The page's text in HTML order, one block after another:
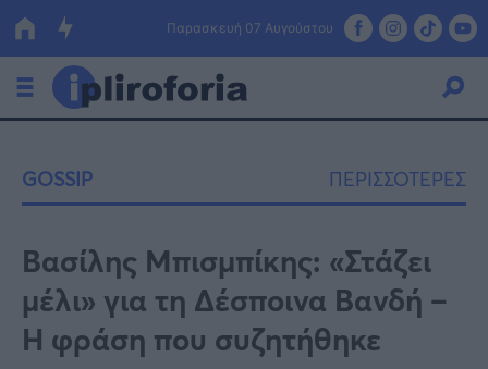
Παρασκευή 07 Αυγούστου
Οικονομία
Πολιτική
Τράπεζες
Επιδοτήσεις
Κόσμος
GOSSIP ΠΕΡΙΣΣΟΤΕΡΕΣ
Βασίλης Μπισμπίκης: «Στάζει
μέλι» για τη Δέσποινα Βανδή –
Η φράση που συζητήθηκε